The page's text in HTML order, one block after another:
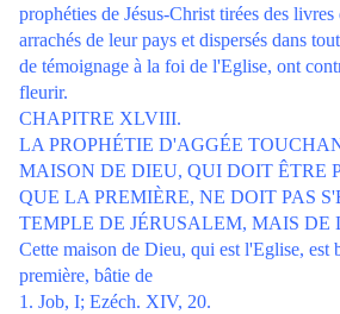
prophéties de Jésus-Christ tirées des
arrachés de leur pays et dispersés dans
de témoignage à la foi de l'Eglise, ont
fleurir.
CHAPITRE XLVIII.
LA PROPHÉTIE D'AGGÉE
MAISON DE DIEU, QUI DOIT ÊTRE
QUE LA PREMIÈRE, NE DOIT PAS
TEMPLE DE JÉRUSALEM, MAIS DE
Cette maison de Dieu, qui est l'Eglise, est
première, bâtie de
1. Job, I; Ezéch. XIV, 20.